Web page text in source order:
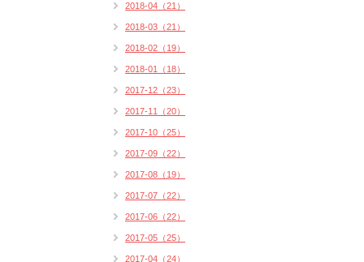
2018-04（21）
2018-03（21）
2018-02（19）
2018-01（18）
2017-12（23）
2017-11（20）
2017-10（25）
2017-09（22）
2017-08（19）
2017-07（22）
2017-06（22）
2017-05（25）
2017-04（24）